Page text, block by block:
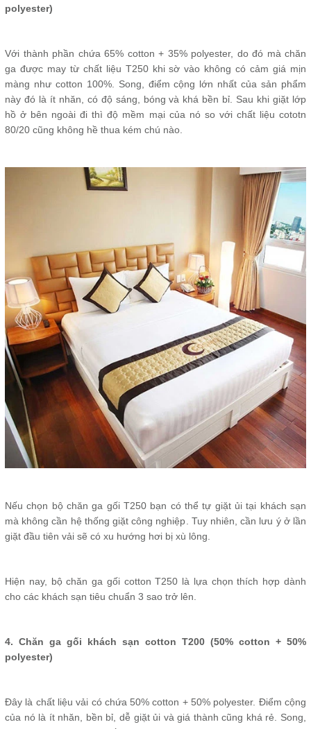
polyester)
Với thành phần chứa 65% cotton + 35% polyester, do đó mà chăn
ga được may từ chất liệu T250 khi sờ vào không có cảm giá mịn
màng như cotton 100%. Song, điểm cộng lớn nhất của sản phẩm
này đó là ít nhăn, có độ sáng, bóng và khá bền bỉ. Sau khi giặt lớp
hồ ở bên ngoài đi thì độ mềm mại của nó so với chất liệu cototn
80/20 cũng không hề thua kém chú nào.
Nếu chọn bộ chăn ga gối T250 bạn có thể tự giặt ủi tại khách sạn
mà không cần hệ thống giặt công nghiệp. Tuy nhiên, cần lưu ý ở lần
giặt đầu tiên vải sẽ có xu hướng hơi bị xù lông.
Hiện nay, bộ chăn ga gối cotton T250 là lựa chọn thích hợp dành
cho các khách sạn tiêu chuẩn 3 sao trở lên.
4. Chăn ga gối khách sạn cotton T200 (50% cotton + 50%
polyester)
Đây là chất liệu vải có chứa 50% cotton + 50% polyester. Điểm cộng
của nó là ít nhăn, bền bỉ, dễ giặt ủi và giá thành cũng khá rẻ. Song,